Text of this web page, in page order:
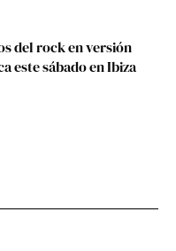
del rock en versión
este sábado en Ibiza